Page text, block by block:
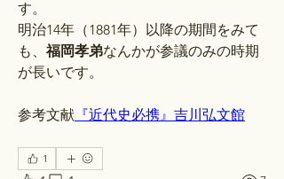
す。
明治14年（1881年）以降の期間をみて
も、 福岡孝弟なんかが参議のみの時期
が長いです。
参考文献 『近代史必携』吉川弘文館
1